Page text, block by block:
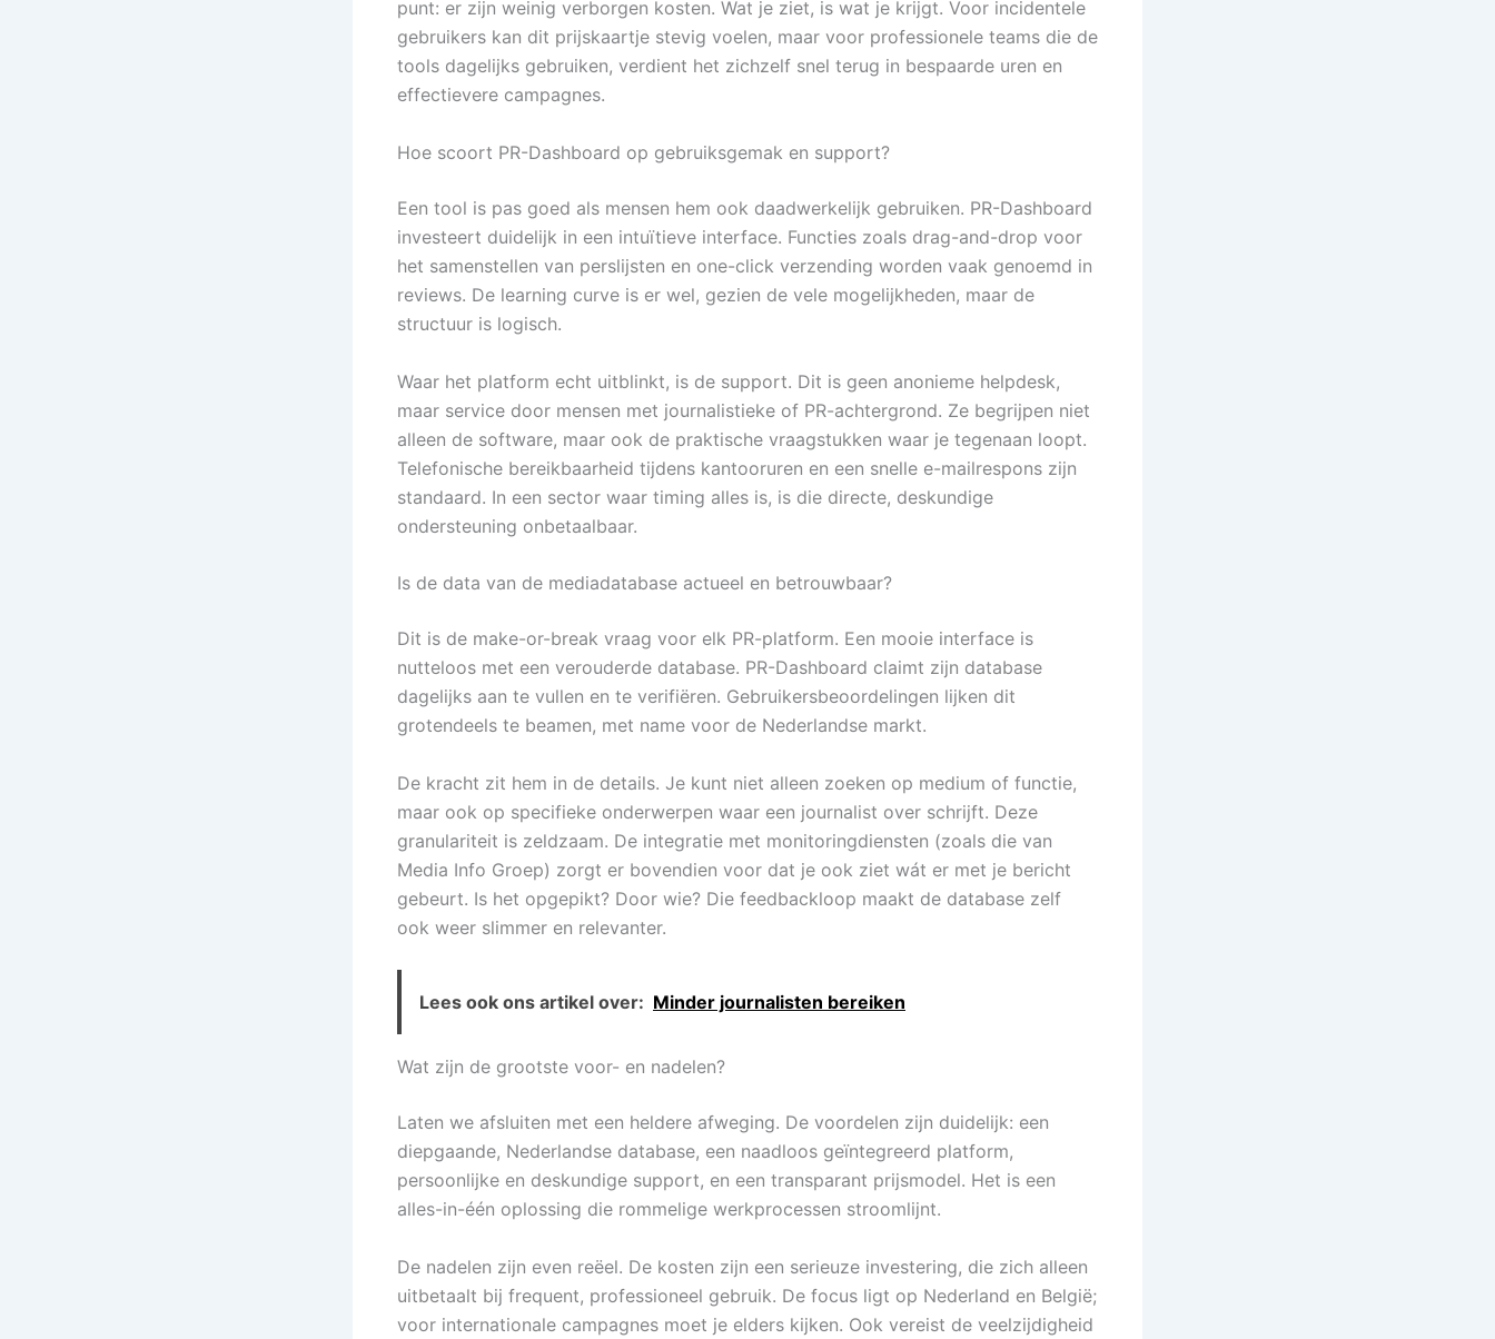
punt: er zijn weinig verborgen kosten. Wat je ziet, is wat je krijgt. Voor incidentele
gebruikers kan dit prijskaartje stevig voelen, maar voor professionele teams die de
tools dagelijks gebruiken, verdient het zichzelf snel terug in bespaarde uren en
effectievere campagnes.
Hoe scoort PR-Dashboard op gebruiksgemak en support?
Een tool is pas goed als mensen hem ook daadwerkelijk gebruiken. PR-Dashboard
investeert duidelijk in een intuïtieve interface. Functies zoals drag-and-drop voor
het samenstellen van perslijsten en one-click verzending worden vaak genoemd in
reviews. De learning curve is er wel, gezien de vele mogelijkheden, maar de
structuur is logisch.
Waar het platform echt uitblinkt, is de support. Dit is geen anonieme helpdesk,
maar service door mensen met journalistieke of PR-achtergrond. Ze begrijpen niet
alleen de software, maar ook de praktische vraagstukken waar je tegenaan loopt.
Telefonische bereikbaarheid tijdens kantooruren en een snelle e-mailrespons zijn
standaard. In een sector waar timing alles is, is die directe, deskundige
ondersteuning onbetaalbaar.
Is de data van de mediadatabase actueel en betrouwbaar?
Dit is de make-or-break vraag voor elk PR-platform. Een mooie interface is
nutteloos met een verouderde database. PR-Dashboard claimt zijn database
dagelijks aan te vullen en te verifiëren. Gebruikersbeoordelingen lijken dit
grotendeels te beamen, met name voor de Nederlandse markt.
De kracht zit hem in de details. Je kunt niet alleen zoeken op medium of functie,
maar ook op specifieke onderwerpen waar een journalist over schrijft. Deze
granulariteit is zeldzaam. De integratie met monitoringdiensten (zoals die van
Media Info Groep) zorgt er bovendien voor dat je ook ziet wát er met je bericht
gebeurt. Is het opgepikt? Door wie? Die feedbackloop maakt de database zelf
ook weer slimmer en relevanter.
Lees ook ons artikel over: Minder journalisten bereiken
Wat zijn de grootste voor- en nadelen?
Laten we afsluiten met een heldere afweging. De voordelen zijn duidelijk: een
diepgaande, Nederlandse database, een naadloos geïntegreerd platform,
persoonlijke en deskundige support, en een transparant prijsmodel. Het is een
alles-in-één oplossing die rommelige werkprocessen stroomlijnt.
De nadelen zijn even reëel. De kosten zijn een serieuze investering, die zich alleen
uitbetaalt bij frequent, professioneel gebruik. De focus ligt op Nederland en België;
voor internationale campagnes moet je elders kijken. Ook vereist de veelzijdigheid